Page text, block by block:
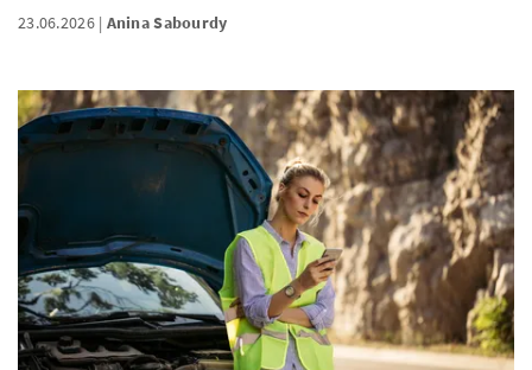
23.06.2026 Anina Sabourdy